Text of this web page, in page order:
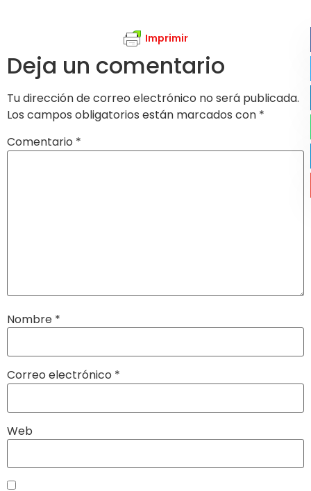
Imprimir
Deja un comentario
Tu dirección de correo electrónico no será publicada.
Los campos obligatorios están marcados con *
Comentario *
Nombre *
Correo electrónico *
Web